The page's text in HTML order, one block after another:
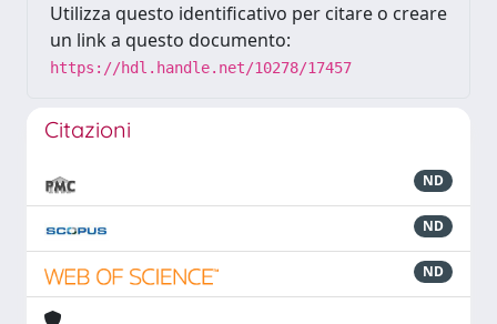
Utilizza questo identificativo per citare o creare
un link a questo documento:
https://hdl.handle.net/10278/17457
Citazioni
ND
ND
ND